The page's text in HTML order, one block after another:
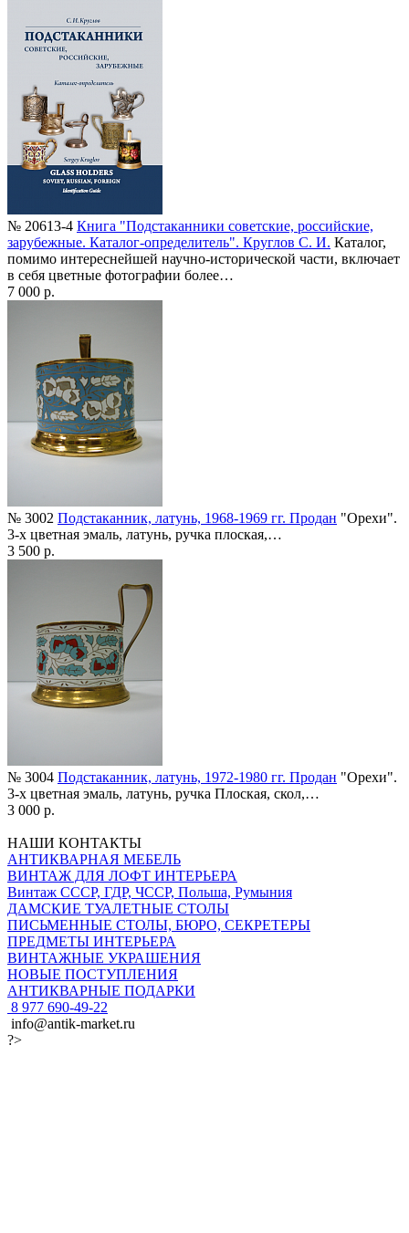
№ 20613-4 Книга "Подстаканники советские, российские,
зарубежные. Каталог-определитель". Круглов С. И. Каталог,
помимо интереснейшей научно-исторической части, включает
в себя цветные фотографии более…
7 000 р.
№ 3002 Подстаканник, латунь, 1968-1969 гг. Продан "Орехи".
3-х цветная эмаль, латунь, ручка плоская,…
3 500 р.
№ 3004 Подстаканник, латунь, 1972-1980 гг. Продан "Орехи".
3-х цветная эмаль, латунь, ручка Плоская, скол,…
3 000 р.
НАШИ КОНТАКТЫ
АНТИКВАРНАЯ МЕБЕЛЬ
ВИНТАЖ ДЛЯ ЛОФТ ИНТЕРЬЕРА
Винтаж СССР, ГДР, ЧССР, Польша, Румыния
ДАМСКИЕ ТУАЛЕТНЫЕ СТОЛЫ
ПИСЬМЕННЫЕ СТОЛЫ, БЮРО, СЕКРЕТЕРЫ
ПРЕДМЕТЫ ИНТЕРЬЕРА
ВИНТАЖНЫЕ УКРАШЕНИЯ
НОВЫЕ ПОСТУПЛЕНИЯ
АНТИКВАРНЫЕ ПОДАРКИ
8 977 690-49-22
info@antik-market.ru
?>